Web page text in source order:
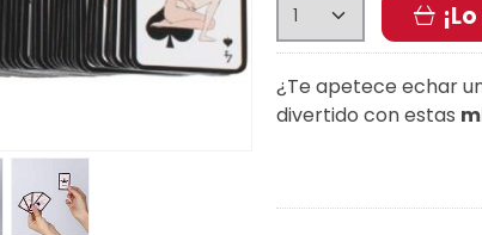
¿Te apetece echar
divertido con estas